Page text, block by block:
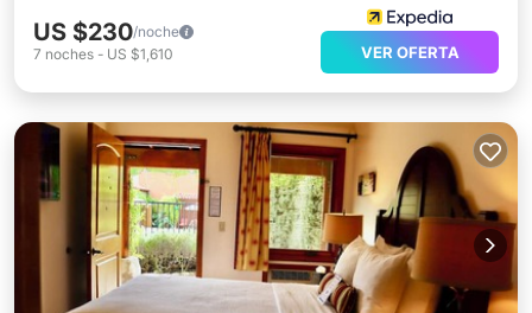
US $230/noche
7 noches - US $1,610 VER OFERTA